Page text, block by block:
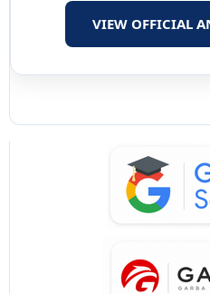
VIEW OFFICIAL